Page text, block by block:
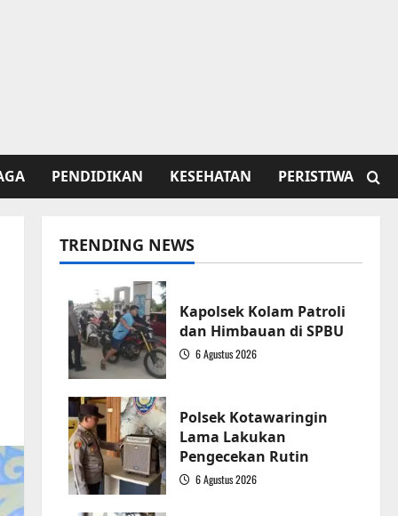
PENDIDIKAN KESEHATAN PERISTIWA
TRENDING NEWS
Kapolsek Kolam Patroli
dan Himbauan di SPBU
6 Agustus 2026
Polsek Kotawaringin
Lama Lakukan
Pengecekan Rutin
6 Agustus 2026